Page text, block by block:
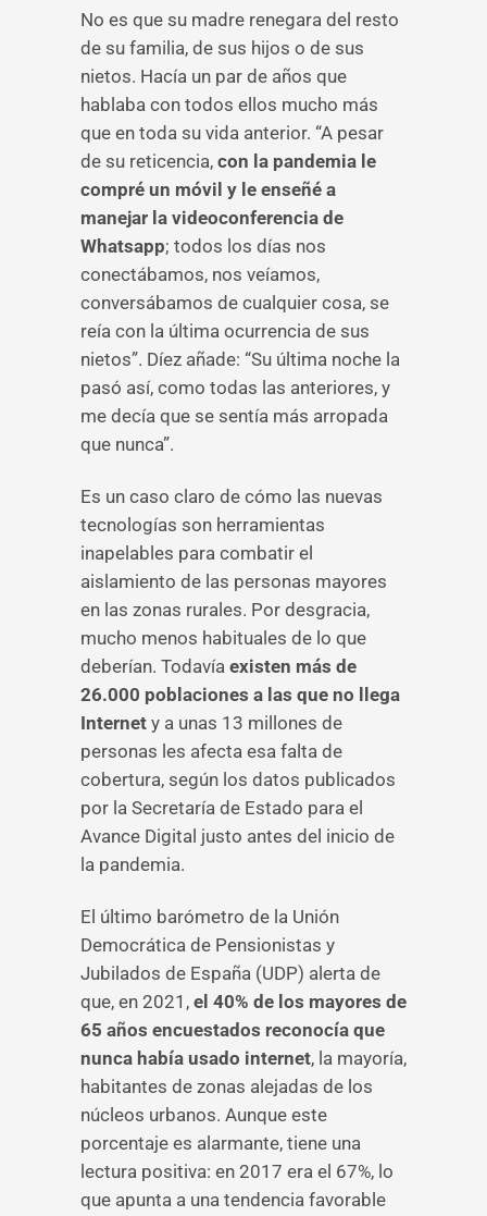
No es que su madre renegara del resto
de su familia, de sus hijos o de sus
nietos. Hacía un par de años que
hablaba con todos ellos mucho más
que en toda su vida anterior. “A pesar
de su reticencia, con la pandemia le
compré un móvil y le enseñé a
manejar la videoconferencia de
Whatsapp; todos los días nos
conectábamos, nos veíamos,
conversábamos de cualquier cosa, se
reía con la última ocurrencia de sus
nietos”. Díez añade: “Su última noche la
pasó así, como todas las anteriores, y
me decía que se sentía más arropada
que nunca”.
Es un caso claro de cómo las nuevas
tecnologías son herramientas
inapelables para combatir el
aislamiento de las personas mayores
en las zonas rurales. Por desgracia,
mucho menos habituales de lo que
deberían. Todavía existen más de
26.000 poblaciones a las que no llega
Internet y a unas 13 millones de
personas les afecta esa falta de
cobertura, según los datos publicados
por la Secretaría de Estado para el
Avance Digital justo antes del inicio de
la pandemia.
El último barómetro de la Unión
Democrática de Pensionistas y
Jubilados de España (UDP) alerta de
que, en 2021, el 40% de los mayores de
65 años encuestados reconocía que
nunca había usado internet, la mayoría,
habitantes de zonas alejadas de los
núcleos urbanos. Aunque este
porcentaje es alarmante, tiene una
lectura positiva: en 2017 era el 67%, lo
que apunta a una tendencia favorable